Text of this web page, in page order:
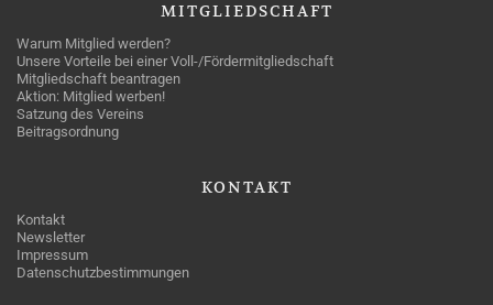
MITGLIEDSCHAFT
Warum Mitglied werden?
Unsere Vorteile bei einer Voll-/Fördermitgliedschaft
Mitgliedschaft beantragen
Aktion: Mitglied werben!
Satzung des Vereins
Beitragsordnung
KONTAKT
Kontakt
Newsletter
Impressum
Datenschutzbestimmungen